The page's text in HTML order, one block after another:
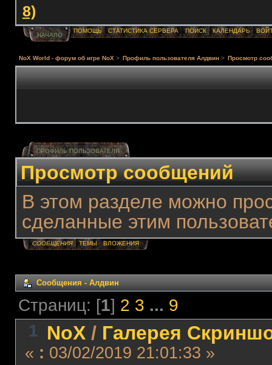
8)
НАЧАЛО
ПОМОЩЬ СТАТИСТИКА СЕРВЕРА ПОИСК КАЛЕНДАРЬ
NoX World - форум об игре NoX > Профиль пользователя Алдвин > Просмотр
ПРОФИЛЬ ПОЛЬЗОВАТЕЛЯ
Просмотр сообщений
В этом разделе можно
сделанные этим
СООБЩЕНИЯ ТЕМЫ ВЛОЖЕНИЯ
Сообщения - Алдвин
Страниц: [1] 2 3 ... 9
1 NoX/ Галерея
« : 03/02/2019 21:01:33 »